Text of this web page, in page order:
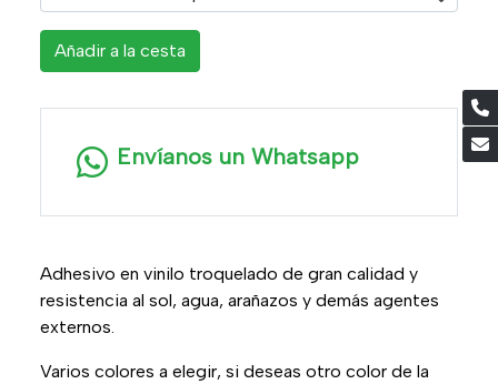
Añadir a la cesta
Envíanos un Whatsapp
Adhesivo en vinilo troquelado de gran calidad y
resistencia al sol, agua, arañazos y demás agentes
externos.
Varios colores a elegir, si deseas otro color de la